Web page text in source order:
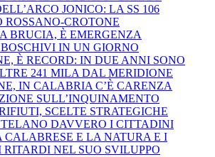
JONICO: LA SS 106
CROTONE
BRUCIA, È EMERGENZA
IN UN GIORNO
È RECORD: IN DUE ANNI SONO
241 MILA DAL MERIDIONE
IN CALABRIA C’È CARENZA
SULL’INQUINAMENTO
SCELTE STRATEGICHE
DAVVERO I CITTADINI
CALABRESE E LA NATURA E I
RITARDI NEL SUO SVILUPPO